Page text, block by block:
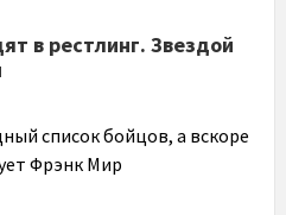
в рестлинг. Звездой
список бойцов, а вскоре
Фрэнк Мир